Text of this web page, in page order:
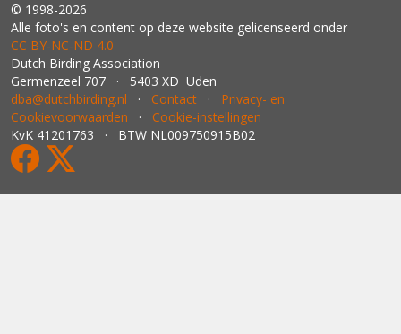
© 1998-2026
Alle foto's en content op deze website gelicenseerd onder
CC BY‑NC‑ND 4.0
Dutch Birding Association
Germenzeel 707 · 5403 XD Uden
dba@dutchbirding.nl · Contact · Privacy- en
Cookievoorwaarden · Cookie-instellingen
KvK 41201763 · BTW NL009750915B02